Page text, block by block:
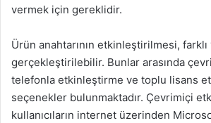
vermek için gereklidir.
Ürün anahtarının etkinleştirilmesi,
gerçekleştirilebilir. Bunlar arasında
telefonla etkinleştirme ve toplu lisans
seçenekler bulunmaktadır. Çevrimiçi
kullanıcıların internet üzerinden